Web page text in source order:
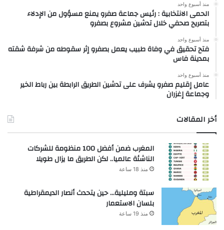
منذ أسبوع واحد
الحمى الانتخابية : رئيس جماعة صفرو يمنع مسؤول من الإدلاء
بتصريح صحفي خلال تدشين مشروع بصفرو
منذ أسبوع واحد
فتح تحقيق في وفاة طبيب يعمل بصفرو إثر سقوطه من شرفة شقته
بمدينة فاس
منذ أسبوع واحد
عامل إقليم صفرو يشرف على تدشين الطريق الرابطة بين رباط الخير
وجماعة إغزران
أخر المقالات
المغرب ضمن أفضل 100 منظومة للشركات
الناشئة عالميا.. لكن الطريق ما يزال طويلا
منذ 18 ساعة
سبتة ومليلية… حين يتحدث أنصار الديمقراطية
بلسان الاستعمار
منذ 19 ساعة